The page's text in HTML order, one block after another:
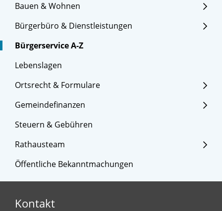
Bauen & Wohnen
Bürgerbüro & Dienstleistungen
Bürgerservice A-Z
Lebenslagen
Ortsrecht & Formulare
Gemeindefinanzen
Steuern & Gebühren
Rathausteam
Öffentliche Bekanntmachungen
Kontakt